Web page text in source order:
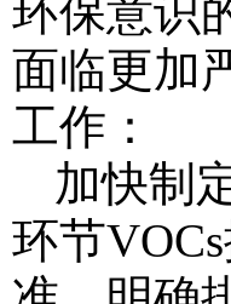
环保意识
面临更加
工作：
加快制
环节